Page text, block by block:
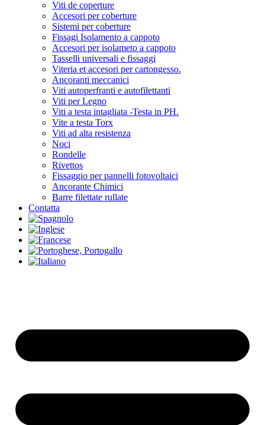
Viti de coperture
Accesori per coberture
Sistemi per coberture
Fissagi Isolamento a cappoto
Accesori per isolameto a cappoto
Tasselli universali e fissaggi
Viteria et accesori per cartongesso.
Ancoranti meccanici
Viti autoperfranti e autofilettanti
Viti per Legno
Viti a testa intagliata -Testa in PH.
Vite a testa Torx
Viti ad alta resistenza
Noci
Rondelle
Rivettos
Fissaggio per pannelli fotovoltaici
Ancorante Chimici
Barre filettate rullate
Contatta